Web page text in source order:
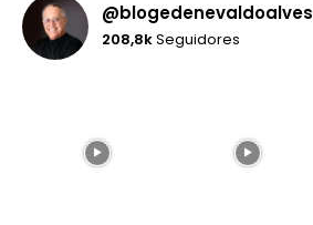
@blogedenevaldoalves
208,8kSeguidores